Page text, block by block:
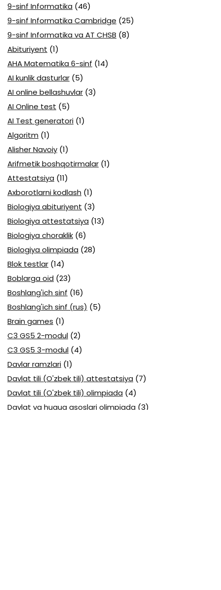
9-sinf Informatika (46)
9-sinf Informatika Cambridge (25)
9-sinf Informatika va AT CHSB (8)
Abituriyent (1)
AHA Matematika 6-sinf (14)
AI kunlik dasturlar (5)
AI online bellashuvlar (3)
AI Online test (5)
AI Test generatori (1)
Algoritm (1)
Alisher Navoiy (1)
Arifmetik boshqotirmalar (1)
Attestatsiya (11)
Axborotlarni kodlash (1)
Biologiya abituriyent (3)
Biologiya attestatsiya (13)
Biologiya choraklik (6)
Biologiya olimpiada (28)
Blok testlar (14)
Boblarga oid (23)
Boshlang'ich sinf (16)
Boshlang'ich sinf (rus) (5)
Brain games (1)
C3 GS5 2-modul (2)
C3 GS5 3-modul (4)
Davlar ramzlari (1)
Davlat tili (O'zbek tili) attestatsiya (7)
Davlat tili (O'zbek tili) olimpiada (4)
Davlat va huquq asoslari olimpiada (3)